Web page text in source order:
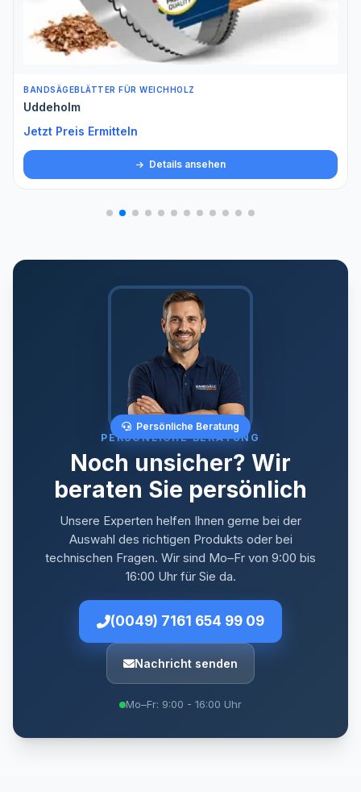
BANDSÄGEBLÄTTER FÜR WEICHHOLZ
Uddeholm
Jetzt Preis Ermitteln
Details ansehen
Persönliche Beratung
PERSÖNLICHE BERATUNG
Noch unsicher? Wir
beraten Sie persönlich
Unsere Experten helfen Ihnen gerne bei der
Auswahl des richtigen Produkts oder bei
technischen Fragen. Wir sind Mo–Fr von 9:00 bis
16:00 Uhr für Sie da.
(0049) 7161 654 99 09
Nachricht senden
Mo–Fr: 9:00 - 16:00 Uhr